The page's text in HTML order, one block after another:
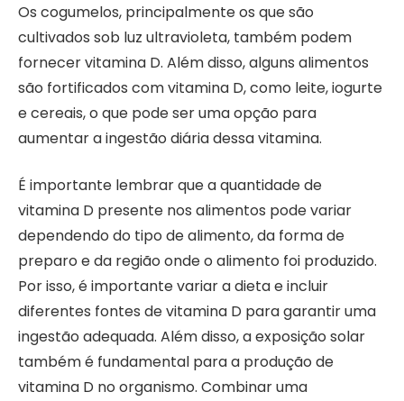
Os cogumelos, principalmente os que são
cultivados sob luz ultravioleta, também podem
fornecer vitamina D. Além disso, alguns alimentos
são fortificados com vitamina D, como leite, iogurte
e cereais, o que pode ser uma opção para
aumentar a ingestão diária dessa vitamina.
É importante lembrar que a quantidade de
vitamina D presente nos alimentos pode variar
dependendo do tipo de alimento, da forma de
preparo e da região onde o alimento foi produzido.
Por isso, é importante variar a dieta e incluir
diferentes fontes de vitamina D para garantir uma
ingestão adequada. Além disso, a exposição solar
também é fundamental para a produção de
vitamina D no organismo. Combinar uma